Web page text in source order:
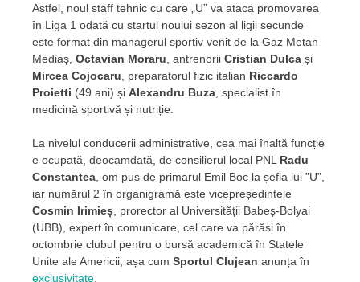
Astfel, noul staff tehnic cu care „U” va ataca promovarea
în Liga 1 odată cu startul noului sezon al ligii secunde
este format din managerul sportiv venit de la Gaz Metan
Mediaș, Octavian Moraru , antrenorii Cristian Dulca și
Mircea Cojocaru , preparatorul fizic italian Riccardo
Proietti (49 ani) și Alexandru Buza , specialist în
medicină sportivă și nutriție.
La nivelul conducerii administrative, cea mai înaltă funcție
e ocupată, deocamdată, de consilierul local PNL Radu
Constantea , om pus de primarul Emil Boc la șefia lui ”U”,
iar numărul 2 în organigramă este vicepreședintele
Cosmin Irimieș , prorector al Universității Babeș-Bolyai
(UBB), expert în comunicare, cel care va părăsi în
octombrie clubul pentru o bursă academică în Statele
Unite ale Americii, așa cum Sportul Clujean anunța în
exclusivitate